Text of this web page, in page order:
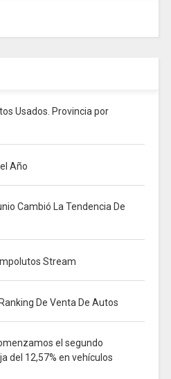
Usados. Provincia por
Año
Cambió La Tendencia De
Stream
De Venta De Autos
el segundo
del 12,57% en vehículos